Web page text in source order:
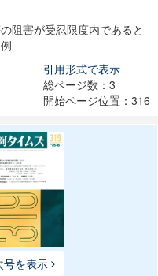
阻害が受忍限度内であると
引用形式で表示
総ページ数：3
開始ページ位置：316
号を表示